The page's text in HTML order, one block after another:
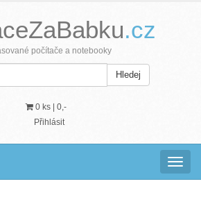
.cz
počítače a notebooky
Hledej
0 ks | 0,-
Přihlásit